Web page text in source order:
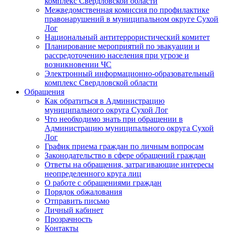
Межведомственная комиссия по профилактике
правонарушений в муниципальном округе Сухой
Лог
Национальный антитеррористический комитет
Планирование мероприятий по эвакуации и
рассредоточению населения при угрозе и
возникновении ЧС
Электронный информационно-образовательный
комплекс Свердловской области
Обращения
Как обратиться в Администрацию
муниципального округа Сухой Лог
Что необходимо знать при обращении в
Администрацию муниципального округа Сухой
Лог
График приема граждан по личным вопросам
Законодательство в сфере обращений граждан
Ответы на обращения, затрагивающие интересы
неопределенного круга лиц
О работе с обращениями граждан
Порядок обжалования
Отправить письмо
Личный кабинет
Прозрачность
Контакты